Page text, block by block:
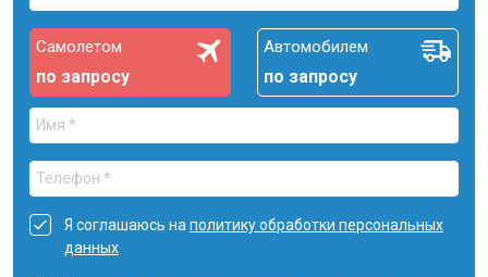
Самолетом
по запросу
Автомобилем
по запросу
Я соглашаюсь на политику обработки персональных
данных